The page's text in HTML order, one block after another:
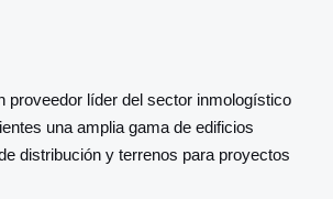
proveedor líder del sector inmologístico
una amplia gama de edificios
distribución y terrenos para proyectos